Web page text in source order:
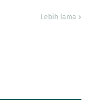
Lebih lama